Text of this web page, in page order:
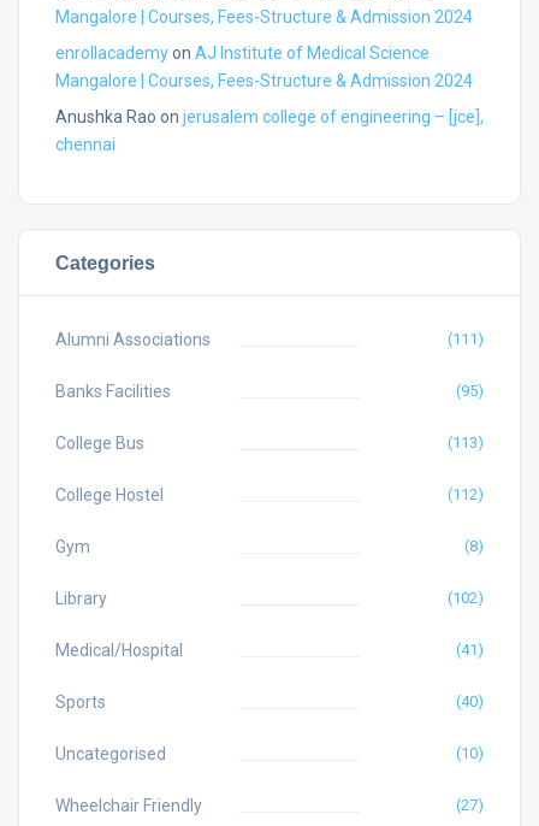
Mangalore | Courses, Fees-Structure & Admission 2024
enrollacademyon AJ Institute of Medical Science
Mangalore | Courses, Fees-Structure & Admission 2024
Anushka Rao on jerusalem college of engineering – [jce],
chennai
Categories
Alumni Associations (111)
Banks Facilities (95)
College Bus (113)
College Hostel (112)
Gym (8)
Library (102)
Medical/Hospital (41)
Sports (40)
Uncategorised (10)
Wheelchair Friendly (27)